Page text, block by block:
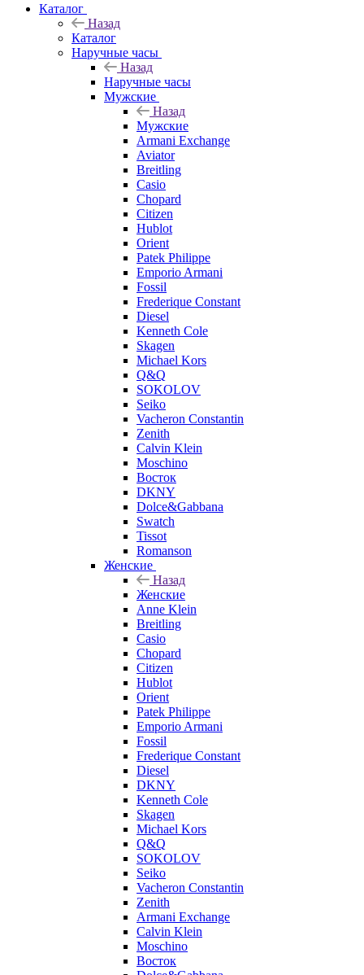
Каталог
Назад
Каталог
Наручные часы
Назад
Наручные часы
Мужские
Назад
Мужские
Armani Exchange
Aviator
Breitling
Casio
Chopard
Citizen
Hublot
Orient
Patek Philippe
Emporio Armani
Fossil
Frederique Constant
Diesel
Kenneth Cole
Skagen
Michael Kors
Q&Q
SOKOLOV
Seiko
Vacheron Constantin
Zenith
Calvin Klein
Moschino
Восток
DKNY
Dolce&Gabbana
Swatch
Tissot
Romanson
Женские
Назад
Женские
Anne Klein
Breitling
Casio
Chopard
Citizen
Hublot
Orient
Patek Philippe
Emporio Armani
Fossil
Frederique Constant
Diesel
DKNY
Kenneth Cole
Skagen
Michael Kors
Q&Q
SOKOLOV
Seiko
Vacheron Constantin
Zenith
Armani Exchange
Calvin Klein
Moschino
Восток